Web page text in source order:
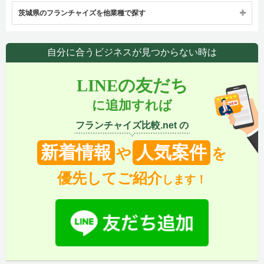
茨城県のフランチャイズを他業種で探す
自分に合うビジネスが見つからない時は
LINEの友だち
に追加すれば
フランチャイズ比較.net の
新着情報 や 人気案件 を
優先してご紹介します！